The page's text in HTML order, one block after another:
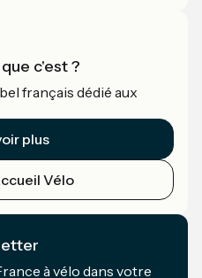
c'est ?
français dédié aux
plus
Vélo
à vélo dans votre